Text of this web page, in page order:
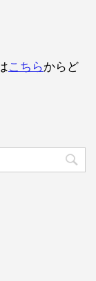
こちらからど